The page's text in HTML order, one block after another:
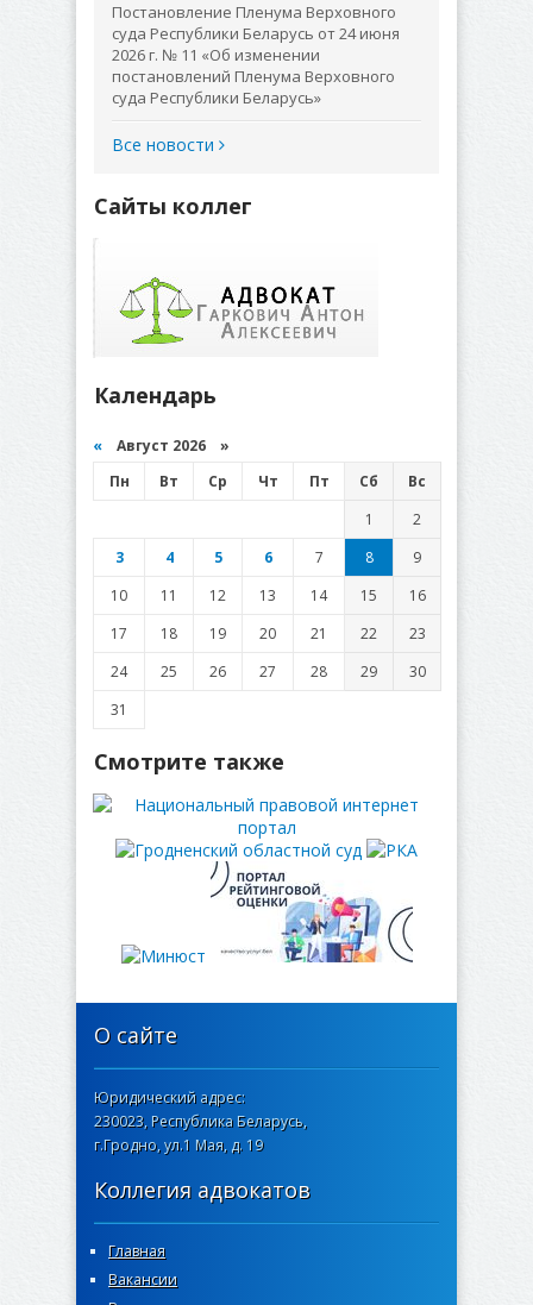
Постановление Пленума Верховного
суда Республики Беларусь от 24 июня
2026 г. № 11 «Об изменении
постановлений Пленума Верховного
суда Республики Беларусь»
Все новости
Сайты коллег
Календарь
« Август 2026 »
Пн
Вт Ср Чт Пт Сб
Вс
1
2
3
4 5 6 7 8
9
10
11 12 13 14 15
16
17
18 19 20 21 22
23
24
25 26 27 28 29
30
31
Смотрите также
О сайте
Юридический адрес:
230023, Республика Беларусь,
г.Гродно, ул.1 Мая, д. 19
Коллегия адвокатов
Главная
Вакансии